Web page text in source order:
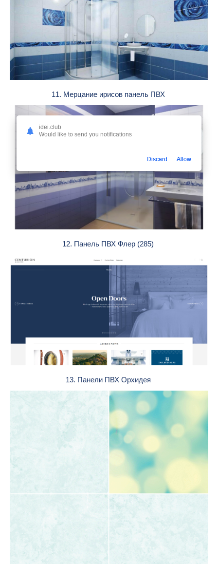
11. Мерцание ирисов панель ПВХ
12. Панель ПВХ Флер (285)
13. Панели ПВХ Орхидея
idei.club
Would like to send you notifications
Discard Allow